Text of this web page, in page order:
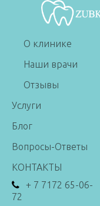
О клинике
Наши врачи
Отзывы
Услуги
Блог
Вопросы-Ответы
КОНТАКТЫ
+ 7 7172 65-06-
72